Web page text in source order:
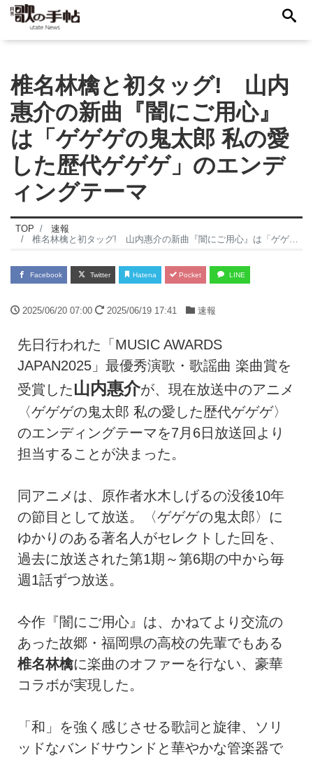
椎名林檎と初タッグ! 山内
惠介の新曲『闇にご用心』
は「ゲゲゲの鬼太郎 私の愛
した歴代ゲゲゲ」のエンデ
ィングテーマ
TOP
速報
椎名林檎と初タッグ! 山内惠介の新曲『闇にご用心』は「ゲゲゲの鬼太郎 私の愛した歴代ゲゲゲ」のエンディングテーマ
Facebook Twitter Hatena Pocket LINE
2025/06/20 07:00 2025/06/19 17:41 速報
先日行われた「MUSIC AWARDS
JAPAN2025」最優秀演歌・歌謡曲 楽曲賞を
受賞した山内惠介が、現在放送中のアニメ
〈ゲゲゲの鬼太郎 私の愛した歴代ゲゲゲ〉
のエンディングテーマを7月6日放送回より
担当することが決まった。
同アニメは、原作者水木しげるの没後10年
の節目として放送。〈ゲゲゲの鬼太郎〉に
ゆかりのある著名人がセレクトした回を、
過去に放送された第1期～第6期の中から毎
週1話ずつ放送。
今作『闇にご用心』は、かねてより交流の
あった故郷・福岡県の高校の先輩でもある
椎名林檎に楽曲のオファーを行ない、豪華
コラボが実現した。
「和」を強く感じさせる歌詞と旋律、ソリ
ッドなバンドサウンドと華やかな管楽器で